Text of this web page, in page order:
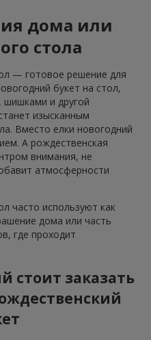
дома или
стола
— готовое решение для
букет на стол,
и другой
изысканным
Вместо елки новогодний
А рождественская
внимания, не
атмосферности
часто используют как
дома или часть
где проходит
стоит заказать